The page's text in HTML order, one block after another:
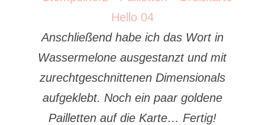
Anschließend habe ich das Wort in
Wassermelone ausgestanzt und mit
zurechtgeschnittenen Dimensionals
aufgeklebt. Noch ein paar goldene
Pailletten auf die Karte… Fertig!